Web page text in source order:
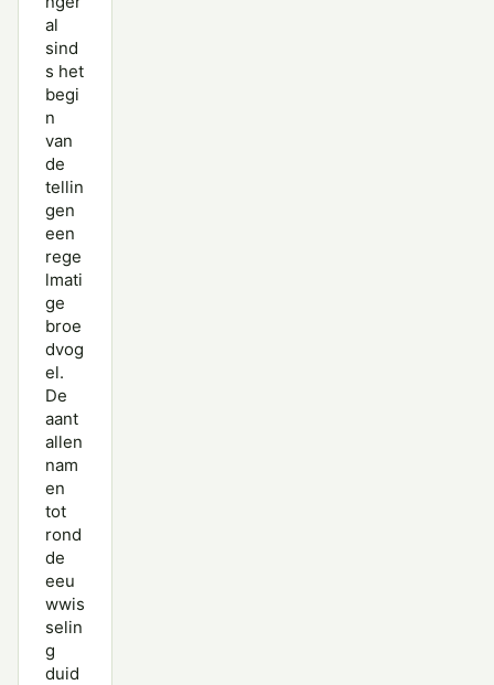
al
sind
s het
begi
n
van
de
tellin
gen
een
rege
lmati
ge
broe
dvog
el.
De
aant
allen
nam
en
tot
rond
de
eeu
wwis
selin
g
duid